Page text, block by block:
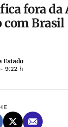
fora da
com Brasil
Estado
9:22 h